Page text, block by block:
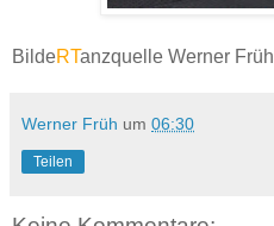
BildeRTanzquelle Werner Früh
Werner Früh um 06:30
Teilen